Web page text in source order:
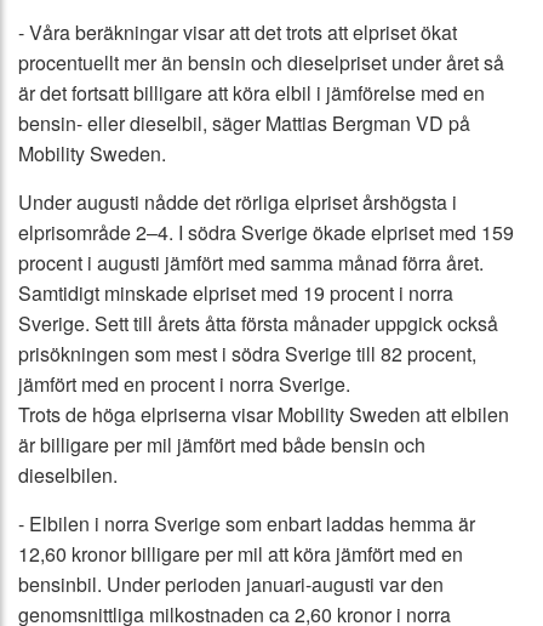
- Våra beräkningar visar att det trots att elpriset ökat
procentuellt mer än bensin och dieselpriset under året så
är det fortsatt billigare att köra elbil i jämförelse med en
bensin- eller dieselbil, säger Mattias Bergman VD på
Mobility Sweden.
Under augusti nådde det rörliga elpriset årshögsta i
elprisområde 2–4. I södra Sverige ökade elpriset med 159
procent i augusti jämfört med samma månad förra året.
Samtidigt minskade elpriset med 19 procent i norra
Sverige. Sett till årets åtta första månader uppgick också
prisökningen som mest i södra Sverige till 82 procent,
jämfört med en procent i norra Sverige.
Trots de höga elpriserna visar Mobility Sweden att elbilen
är billigare per mil jämfört med både bensin och
dieselbilen.
- Elbilen i norra Sverige som enbart laddas hemma är
12,60 kronor billigare per mil att köra jämfört med en
bensinbil. Under perioden januari-augusti var den
genomsnittliga milkostnaden ca 2,60 kronor i norra